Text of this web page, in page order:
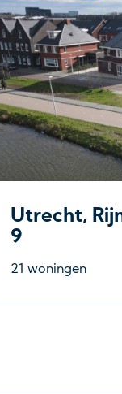
Utrecht,
9
21 woningen